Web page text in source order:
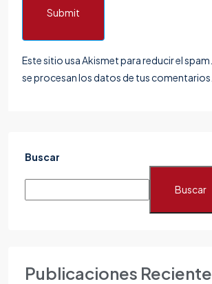
Submit
Este sitio usa Akismet para reducir el spam.
se procesan los datos de tus comentarios.
Buscar
Buscar
Publicaciones Reciente